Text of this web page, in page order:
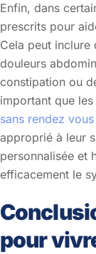
Enfin, dans
prescrits pour
Cela peut inclure
douleurs
constipation ou
important que
sans rendez vous
approprié à leur
personnalisée et
efficacement le
pour